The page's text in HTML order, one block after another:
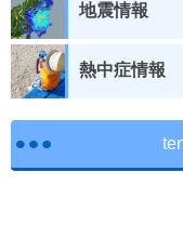
地震情報
熱中症情報